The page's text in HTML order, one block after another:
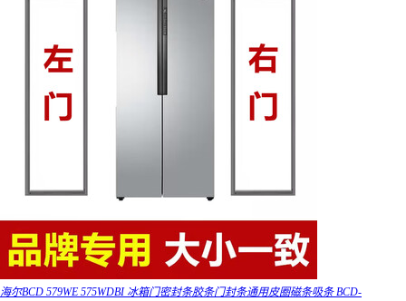
海尔BCD 579WE 575WDBI 冰箱门密封条胶条门封条通用皮圈磁条吸条 BCD-